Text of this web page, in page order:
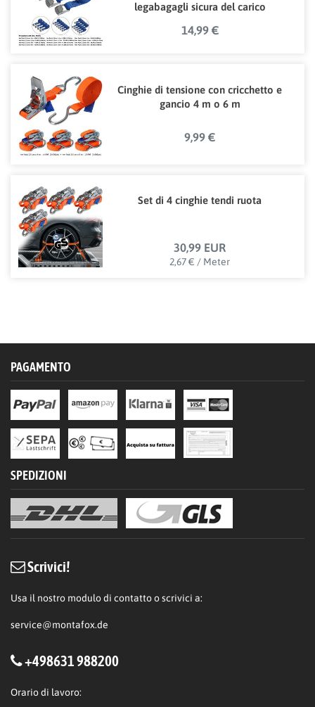
legabagagli sicura del carico
14,99 €
Cinghie di tensione con cricchetto e
gancio 4 m o 6 m
9,99 €
Set di 4 cinghie tendi ruota
30,99 EUR
2,67 € / Meter
PAGAMENTO
SPEDIZIONI
Scrivici!
Usa il nostro modulo di contatto o scrivici a:
service@montafox.de
+498631 988200
Orario di lavoro: